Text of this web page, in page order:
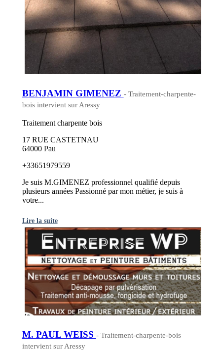
BENJAMIN GIMENEZ - Traitement-charpente-
bois intervient sur Aressy
Traitement charpente bois
17 RUE CASTETNAU
64000 Pau
+33651979559
Je suis M.GIMENEZ professionnel qualifié depuis
plusieurs années Passionné par mon métier, je suis à
votre...
Lire la suite
M. PAUL WEISS - Traitement-charpente-bois
intervient sur Aressy